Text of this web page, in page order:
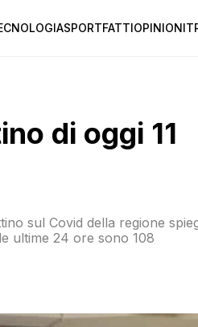
SPORTFATTIOPINIONI
di oggi 11
sul Covid della regione
ultime 24 ore sono 108